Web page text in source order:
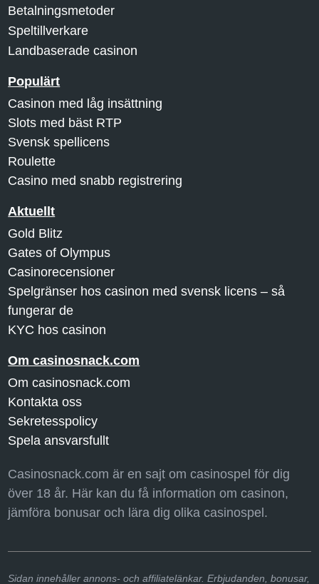
Betalningsmetoder
Speltillverkare
Landbaserade casinon
Populärt
Casinon med låg insättning
Slots med bäst RTP
Svensk spellicens
Roulette
Casino med snabb registrering
Aktuellt
Gold Blitz
Gates of Olympus
Casinorecensioner
Spelgränser hos casinon med svensk licens – så
fungerar de
KYC hos casinon
Om casinosnack.com
Om casinosnack.com
Kontakta oss
Sekretesspolicy
Spela ansvarsfullt
Casinosnack.com är en sajt om casinospel för dig
över 18 år. Här kan du få information om casinon,
jämföra bonusar och lära dig olika casinospel.
Sidan innehåller annons- och affiliatelänkar. Erbjudanden, bonusar,